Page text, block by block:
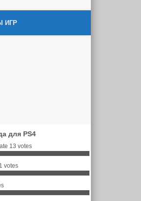
ИГР
для PS4
13 votes
votes